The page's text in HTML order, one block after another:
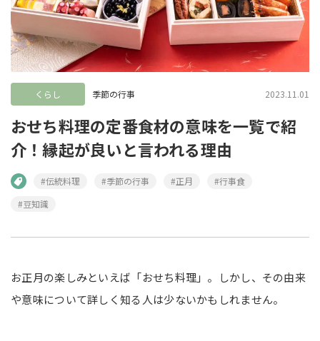
2023.11.01
くらし 季節の行事
おせち料理の定番食材の意味を一覧で紹
介！縁起が良いと言われる理由
#伝統料理 #季節の行事 #正月
#行事食
#豆知識
お正月の楽しみといえば「おせち料理」。しかし、その由来
や意味について詳しく知る人は少ないかもしれません。